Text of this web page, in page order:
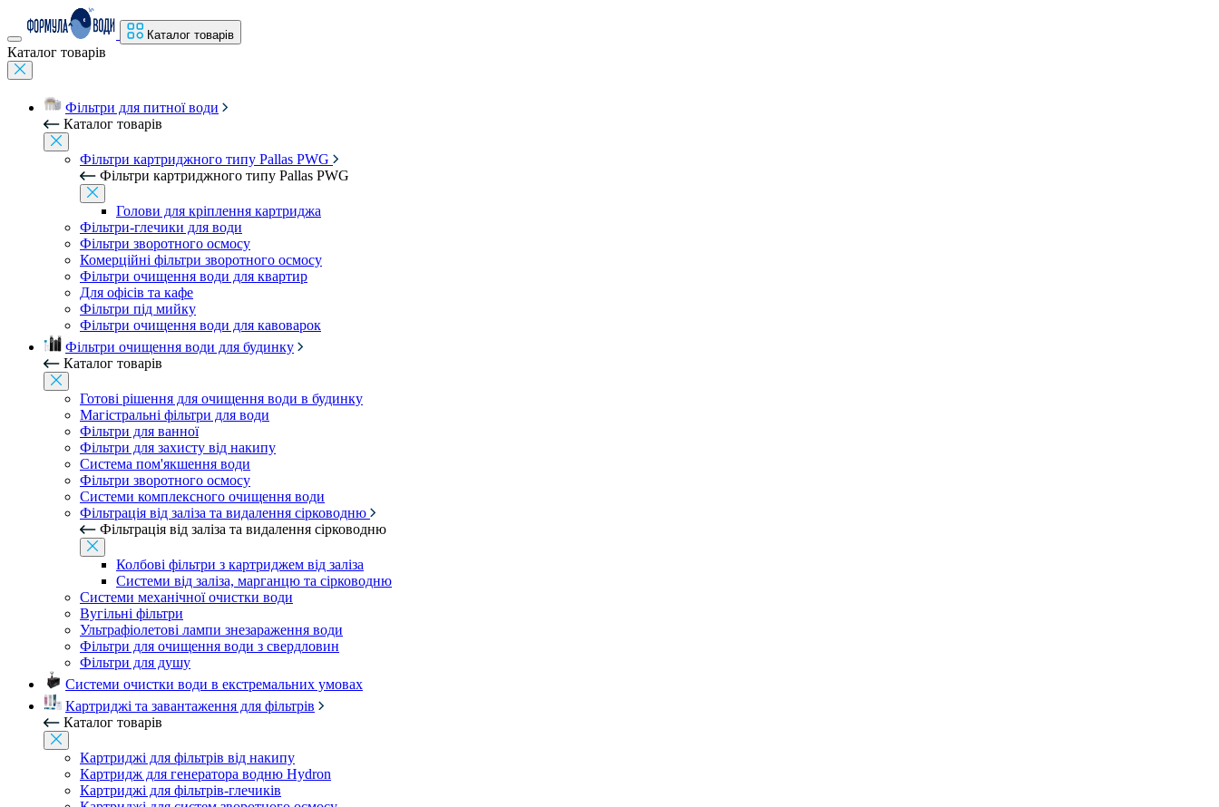
Каталог товарів
Каталог товарів
Фільтри для питної води
Каталог товарів
Фільтри картриджного типу Pallas PWG
Фільтри картриджного типу Pallas PWG
Голови для кріплення картриджа
Фільтри-глечики для води
Фільтри зворотного осмосу
Комерційні фільтри зворотного осмосу
Фільтри очищення води для квартир
Для офісів та кафе
Фільтри під мийку
Фільтри очищення води для кавоварок
Фільтри очищення води для будинку
Каталог товарів
Готові рішення для очищення води в будинку
Магістральні фільтри для води
Фільтри для ванної
Фільтри для захисту від накипу
Система пом'якшення води
Фільтри зворотного осмосу
Системи комплексного очищення води
Фільтрація від заліза та видалення сірководню
Фільтрація від заліза та видалення сірководню
Колбові фільтри з картриджем від заліза
Системи від заліза, марганцю та сірководню
Системи механічної очистки води
Вугільні фільтри
Ультрафіолетові лампи знезараження води
Фільтри для очищення води з свердловин
Фільтри для душу
Системи очистки води в екстремальних умовах
Картриджі та завантаження для фільтрів
Каталог товарів
Картриджі для фільтрів від накипу
Картридж для генератора водню Hydron
Картриджі для фільтрів-глечиків